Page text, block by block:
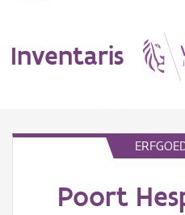
Inventaris
ErfgoedobjectPoort